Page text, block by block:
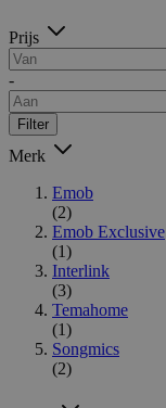
Prijs
-
Filter
Merk
Emob
(2)
Emob Exclusive
(1)
Interlink
(3)
Temahome
(1)
Songmics
(2)